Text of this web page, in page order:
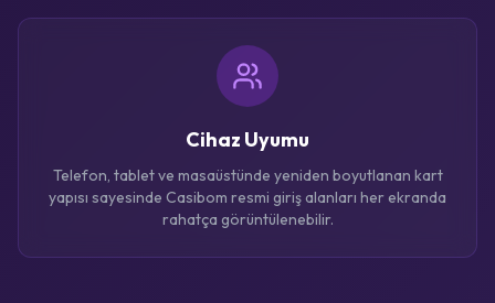
Cihaz Uyumu
Telefon, tablet ve masaüstünde yeniden boyutlanan kart
yapısı sayesinde Casibom resmi giriş alanları her ekranda
rahatça görüntülenebilir.